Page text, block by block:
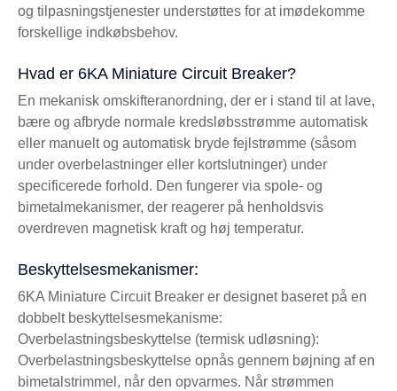
og tilpasningstjenester understøttes for at imødekomme
forskellige indkøbsbehov.
Hvad er 6KA Miniature Circuit Breaker?
En mekanisk omskifteranordning, der er i stand til at lave,
bære og afbryde normale kredsløbsstrømme automatisk
eller manuelt og automatisk bryde fejlstrømme (såsom
under overbelastninger eller kortslutninger) under
specificerede forhold. Den fungerer via spole- og
bimetalmekanismer, der reagerer på henholdsvis
overdreven magnetisk kraft og høj temperatur.
Beskyttelsesmekanismer:
6KA Miniature Circuit Breaker er designet baseret på en
dobbelt beskyttelsesmekanisme:
Overbelastningsbeskyttelse (termisk udløsning):
Overbelastningsbeskyttelse opnås gennem bøjning af en
bimetalstrimmel, når den opvarmes. Når strømmen